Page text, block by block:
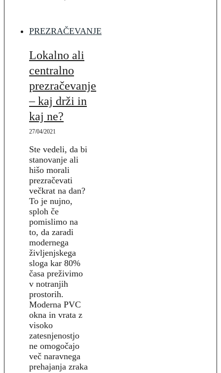
PREZRAČEVANJE
Lokalno ali
centralno
prezračevanje
– kaj drži in
kaj ne?
27/04/2021
Ste vedeli, da bi
stanovanje ali
hišo morali
prezračevati
večkrat na dan?
To je nujno,
sploh če
pomislimo na
to, da zaradi
modernega
življenjskega
sloga kar 80%
časa preživimo
v notranjih
prostorih.
Moderna PVC
okna in vrata z
visoko
zatesnjenostjo
ne omogočajo
več naravnega
prehajanja zraka